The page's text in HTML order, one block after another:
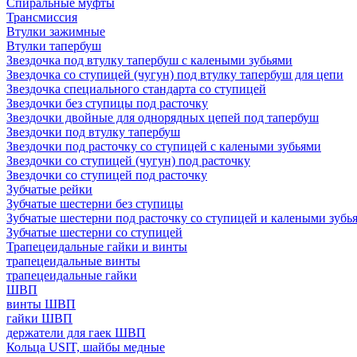
Спиральные муфты
Трансмиссия
Втулки зажимные
Втулки тапербуш
Звездочка под втулку тапербуш c калеными зубьями
Звездочка со ступицей (чугун) под втулку тапербуш для цепи
Звездочка специального стандарта со ступицей
Звездочки без ступицы под расточку
Звездочки двойные для однорядных цепей под тапербуш
Звездочки под втулку тапербуш
Звездочки под расточку со ступицей с калеными зубьями
Звездочки со ступицей (чугун) под расточку
Звездочки со ступицей под расточку
Зубчатые рейки
Зубчатые шестерни без ступицы
Зубчатые шестерни под расточку со ступицей и калеными
Зубчатые шестерни со ступицей
Трапецеидальные гайки и винты
трапецеидальные винты
трапецеидальные гайки
ШВП
винты ШВП
гайки ШВП
держатели для гаек ШВП
Кольца USIT, шайбы медные